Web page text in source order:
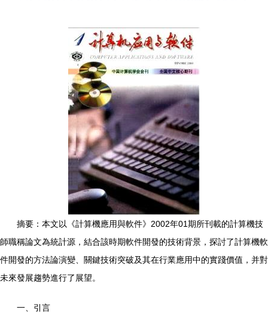
摘要：本文以《計算機應用與軟件》2002年01期所刊載的計算機技
師職稱論文為統計源，結合該時期軟件開發的技術背景，探討了計算機軟
件開發的方法論演變、關鍵技術突破及其在行業應用中的實踐價值，并對
未來發展趨勢進行了展望。
一、引言